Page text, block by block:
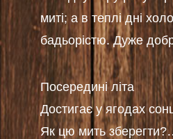
миті; а в теплі дні
бадьорістю. Дуже
Посередині літа
Достигає у ягодах
Як цю мить